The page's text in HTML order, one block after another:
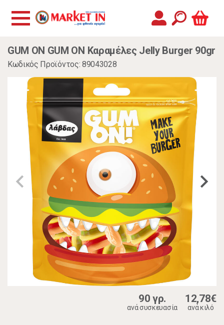
GUM ON GUM ON Καραμέλες Jelly Burger 90gr
Κωδικός Προϊόντος: 89043028
90 γρ.
ανά συσκευασία
12,78€
ανά κιλό